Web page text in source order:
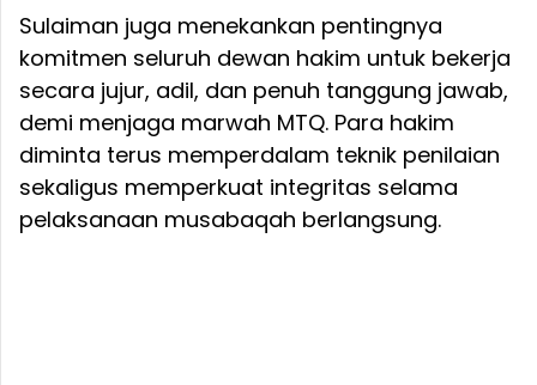
Sulaiman juga menekankan pentingnya
komitmen seluruh dewan hakim untuk bekerja
secara jujur, adil, dan penuh tanggung jawab,
demi menjaga marwah MTQ. Para hakim
diminta terus memperdalam teknik penilaian
sekaligus memperkuat integritas selama
pelaksanaan musabaqah berlangsung.